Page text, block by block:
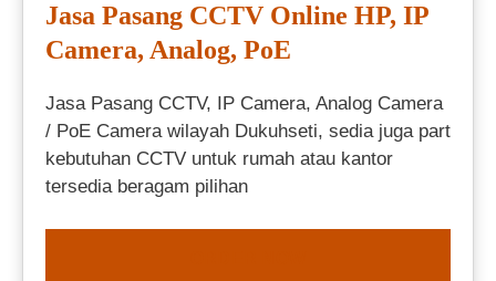
Jasa Pasang CCTV Online HP, IP
Camera, Analog, PoE
Jasa Pasang CCTV, IP Camera, Analog Camera
/ PoE Camera wilayah Dukuhseti, sedia juga part
kebutuhan CCTV untuk rumah atau kantor
tersedia beragam pilihan